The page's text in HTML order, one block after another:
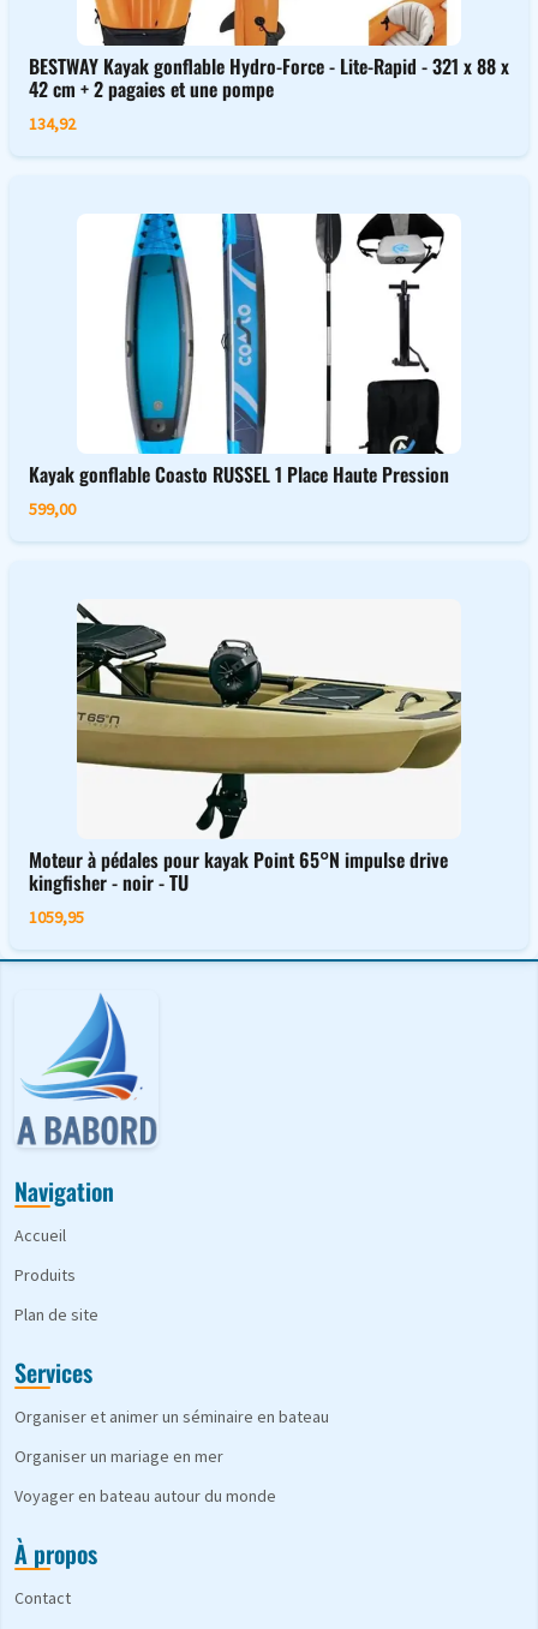
BESTWAY Kayak gonflable Hydro-Force - Lite-Rapid - 321 x 88 x
42 cm + 2 pagaies et une pompe
134,92
Kayak gonflable Coasto RUSSEL 1 Place Haute Pression
599,00
Moteur à pédales pour kayak Point 65°N impulse drive
kingfisher - noir - TU
1059,95
Navigation
Accueil
Produits
Plan de site
Services
Organiser et animer un séminaire en bateau
Organiser un mariage en mer
Voyager en bateau autour du monde
À propos
Contact